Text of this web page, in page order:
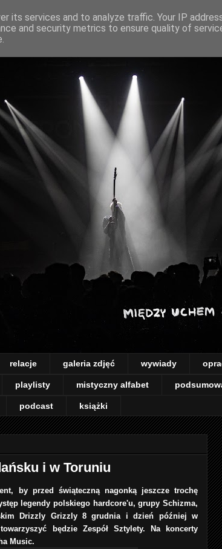
relacje galeria zdjęć wywiady
playlisty mistyczny alfabet
podcast książki
i w Toruniu
by przed świąteczną nagonką jeszcze trochę
legendy polskiego hardcore'u, grupy Schizma,
Drizzly Grizzly 8 grudnia i dzień później w
będzie Zespół Sztylety. Na koncerty
Music.
its services and to analyze traffic. Your IP
and security metrics to ensure quality of